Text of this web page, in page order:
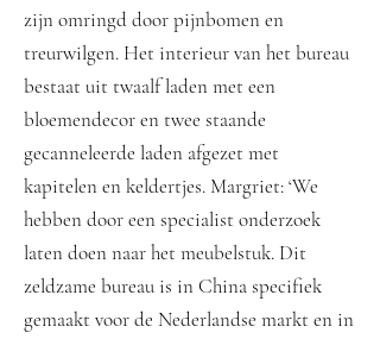
zijn omringd door pijnbomen en
treurwilgen. Het interieur van het bureau
bestaat uit twaalf laden met een
bloemendecor en twee staande
gecanneleerde laden afgezet met
kapitelen en keldertjes. Margriet: ‘We
hebben door een specialist onderzoek
laten doen naar het meubelstuk. Dit
zeldzame bureau is in China specifiek
gemaakt voor de Nederlandse markt en in